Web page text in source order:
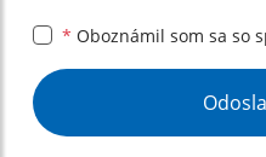
* Oboznámil som sa so
Google reCaptcha